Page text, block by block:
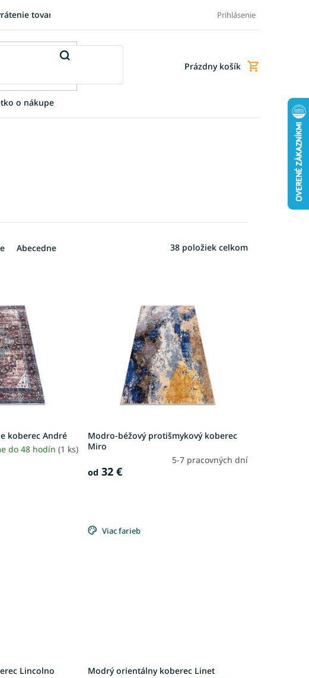
tovaru FAQ - Najčastejšie otázky
Prihlásenie
Nákupný
Prázdny košík
o nákupe
Abecedne 38 položiek celkom
koberec André
do 48 hodín (1 ks)
Modro-béžový protišmykový koberec
Miro
5-7 pracovných dní
od 32 €
Lincolno
Viac farieb
Modrý orientálny koberec Linet